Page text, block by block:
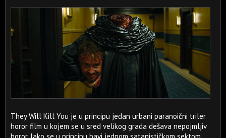
They Will Kill You je u principu jedan urbani paranoični triler
horor film u kojem se u sred velikog grada dešava nepojmljiv
horor. Iako se u principu bavi jednom satanističkom sektom